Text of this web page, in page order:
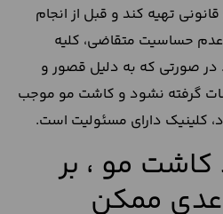
تهیه کند و قبل از انجام
عدم حساسیت متقاضی، کلیه
در صورتی که به دلیل قصور و
گرفته نشود و کاشت مو موجب
کلینیک دارای مسئولیت است.
کاشت مو ، بر
ممکن